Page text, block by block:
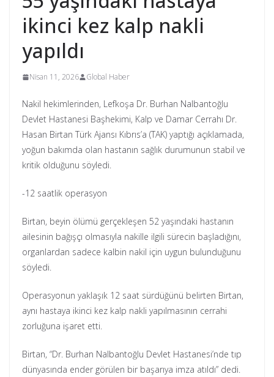
ikinci kez kalp nakli
yapıldı
Nisan 11, 2026 Global Haber
Nakil hekimlerinden, Lefkoşa Dr. Burhan Nalbantoğlu
Devlet Hastanesi Başhekimi, Kalp ve Damar Cerrahı Dr.
Hasan Birtan Türk Ajansı Kıbrıs’a (TAK) yaptığı açıklamada,
yoğun bakımda olan hastanın sağlık durumunun stabil ve
kritik olduğunu söyledi.
-12 saatlik operasyon
Birtan, beyin ölümü gerçekleşen 52 yaşındaki hastanın
ailesinin bağışçı olmasıyla nakille ilgili sürecin başladığını,
organlardan sadece kalbin nakil için uygun bulunduğunu
söyledi.
Operasyonun yaklaşık 12 saat sürdüğünü belirten Birtan,
aynı hastaya ikinci kez kalp nakli yapılmasının cerrahi
zorluğuna işaret etti.
Birtan, “Dr. Burhan Nalbantoğlu Devlet Hastanesi’nde tıp
dünyasında ender görülen bir başarıya imza atıldı” dedi.